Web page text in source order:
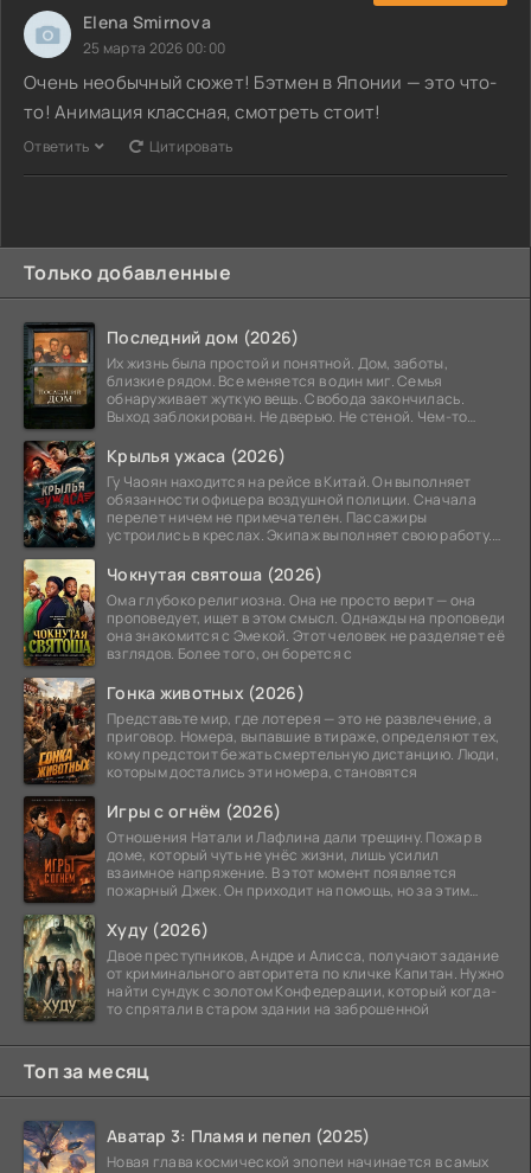
Elena Smirnova
25 марта 2026 00:00
Очень необычный сюжет! Бэтмен в Японии — это что-
то! Анимация классная, смотреть стоит!
Ответить Цитировать
Только добавленные
Последний дом (2026)
Их жизнь была простой и понятной. Дом, заботы,
близкие рядом. Все меняется в один миг. Семья
обнаруживает жуткую вещь. Свобода закончилась.
Выход заблокирован. Не дверью. Не стеной. Чем-то
Крылья ужаса (2026)
Гу Чаоян находится на рейсе в Китай. Он выполняет
обязанности офицера воздушной полиции. Сначала
перелет ничем не примечателен. Пассажиры
устроились в креслах. Экипаж выполняет свою работу.
Чокнутая святоша (2026)
Ома глубоко религиозна. Она не просто верит — она
проповедует, ищет в этом смысл. Однажды на проповеди
она знакомится с Эмекой. Этот человек не разделяет её
взглядов. Более того, он борется с
Гонка животных (2026)
Представьте мир, где лотерея — это не развлечение, а
приговор. Номера, выпавшие в тираже, определяют тех,
кому предстоит бежать смертельную дистанцию. Люди,
которым достались эти номера, становятся
Игры с огнём (2026)
Отношения Натали и Лафлина дали трещину. Пожар в
доме, который чуть не унёс жизни, лишь усилил
взаимное напряжение. В этот момент появляется
пожарный Джек. Он приходит на помощь, но за этим
Худу (2026)
Двое преступников, Андре и Алисса, получают задание
от криминального авторитета по кличке Капитан. Нужно
найти сундук с золотом Конфедерации, который когда-
то спрятали в старом здании на заброшенной
Топ за месяц
Аватар 3: Пламя и пепел (2025)
Новая глава космической эпопеи начинается в самых